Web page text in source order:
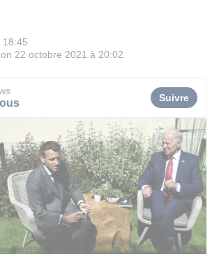
18:45
22 octobre 2021 à 20:02
Suivre